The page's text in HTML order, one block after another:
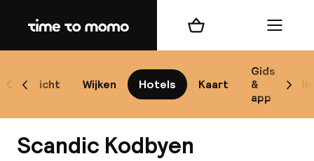
Home
Overzicht Wijken Hotels Kaart
Gids
&
app
Scroll naar links
Winkelmand Menu
Scandic Kodbyen